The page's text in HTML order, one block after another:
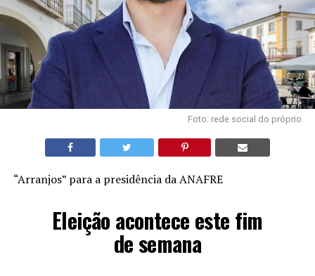
Foto: rede social do próprio
“Arranjos” para a presidência da ANAFRE
Eleição acontece este fim
de semana